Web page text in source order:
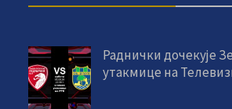
Раднички дочекује
утакмице на